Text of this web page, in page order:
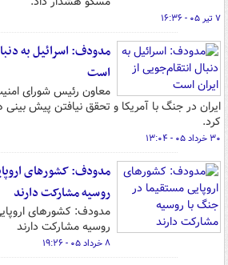
۷ تیر ۰۵ - ۱۶:۳۶
مدودف: اسرائیل به
است
معاون رئیس شورای
ایران در جنگ با آمریکا و تحقق نیافتن پیش
کرد.
۳۰ خرداد ۰۵ - ۱۳:۰۴
مدودف: کشورهای
روسیه مشارکت دارند
مدودف: کشورهای
روسیه مشارکت دارند
۸ خرداد ۰۵ - ۱۹:۲۶